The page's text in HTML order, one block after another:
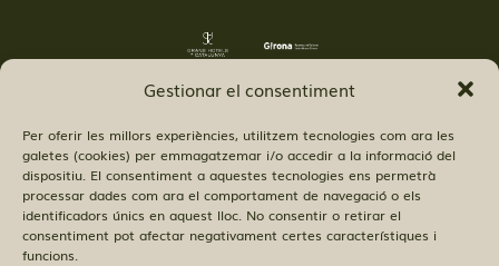
Gestionar el consentiment
Per oferir les millors experiències, utilitzem tecnologies com ara les
galetes (cookies) per emmagatzemar i/o accedir a la informació del
dispositiu. El consentiment a aquestes tecnologies ens permetrà
processar dades com ara el comportament de navegació o els
identificadors únics en aquest lloc. No consentir o retirar el
consentiment pot afectar negativament certes característiques i
funcions.
© Copyright Hostal 52 SL.